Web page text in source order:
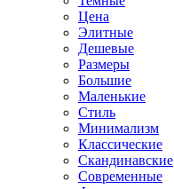
Цена
Элитные
Дешевые
Размеры
Большие
Маленькие
Стиль
Минимализм
Классические
Скандинавские
Современные